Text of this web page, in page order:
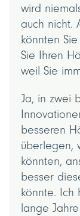
wird
auch nicht.
könnten
Sie Ihren
weil Sie
Ja, in zwei
besseren
überlegen,
könnten,
besser
könnte. Ich
lange